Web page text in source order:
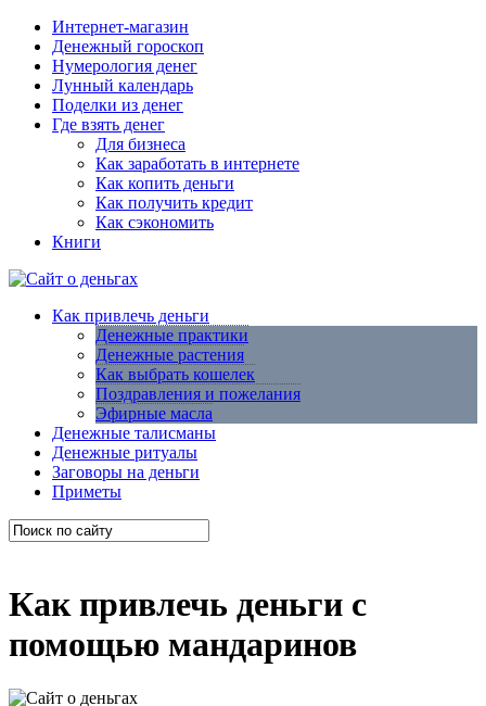
Интернет-магазин
Денежный гороскоп
Нумерология денег
Лунный календарь
Поделки из денег
Где взять денег
Для бизнеса
Как заработать в интернете
Как копить деньги
Как получить кредит
Как сэкономить
Книги
Как привлечь деньги
Денежные практики
Денежные растения
Как выбрать кошелек
Поздравления и пожелания
Эфирные масла
Денежные талисманы
Денежные ритуалы
Заговоры на деньги
Приметы
Как привлечь деньги с
помощью мандаринов